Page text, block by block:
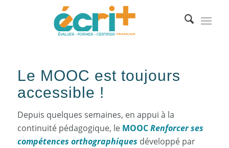
Le MOOC est toujours
accessible !
Depuis quelques semaines, en appui à la
continuité pédagogique, le MOOCRenforcer ses
compétences orthographiques développé par